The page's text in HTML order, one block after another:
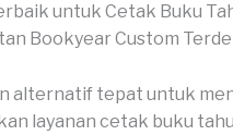
untuk Cetak Buku
alternatif tepat untuk
layanan cetak buku